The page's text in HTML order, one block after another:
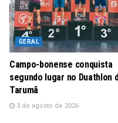
GERAL
Campo-bonense conquista
segundo lugar no Duathlon
Tarumã
3 de agosto de 2026